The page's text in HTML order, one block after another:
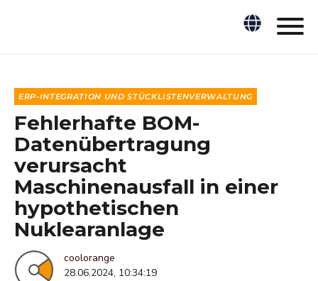
ERP-INTEGRATION UND STÜCKLISTENVERWALTUNG
Fehlerhafte BOM-
Datenübertragung
verursacht
Maschinenausfall in einer
hypothetischen
Nuklearanlage
coolorange
28.06.2024, 10:34:19